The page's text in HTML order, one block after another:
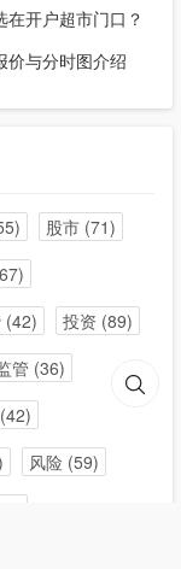
开户超市门口？
价与分时图介绍
股市(71)
(42) 投资 (89)
管 (36)
风险(59)